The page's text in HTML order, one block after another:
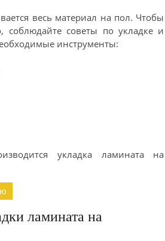
весь материал на пол. Чтобы
соблюдайте советы по укладке и
инструменты:
укладка ламината на
ламината на